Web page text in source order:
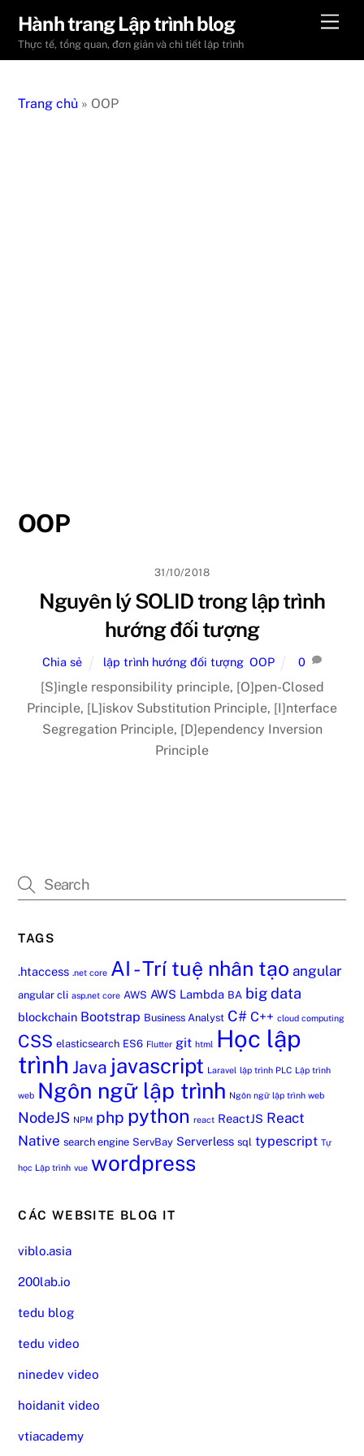
content
Hành trang Lập trình blog
Thực tế, tổng quan, đơn giản và chi tiết lập trình
Trang chủ » OOP
OOP
31/10/2018
Nguyên lý SOLID trong lập trình
hướng đối tượng
Chia sẻ lập trình hướng đối tượng, OOP 0
[S]ingle responsibility principle, [O]pen-Closed
Principle, [L]iskov Substitution Principle, [I]nterface
Segregation Principle, [D]ependency Inversion
Principle
TAGS
.htaccess .net core AI - Trí tuệ nhân tạo angular
angular cli asp.net core AWS AWS Lambda BA big data
blockchain Bootstrap Business Analyst C# C++ cloud computing
CSS elasticsearch ES6 Flutter git html Học lập
trình Java javascript Laravel lập trình PLC Lập trình
web Ngôn ngữ lập trình Ngôn ngữ lập trình web
NodeJS NPM php python react ReactJS React
Native search engine ServBay Serverless sql typescript Tự
học Lập trình vue wordpress
CÁC WEBSITE BLOG IT
viblo.asia
200lab.io
tedu blog
tedu video
ninedev video
hoidanit video
vtiacademy